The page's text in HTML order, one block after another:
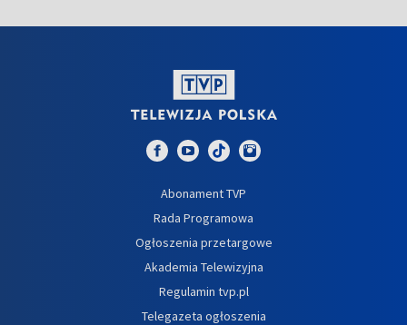
Abonament TVP
Rada Programowa
Ogłoszenia przetargowe
Akademia Telewizyjna
Regulamin tvp.pl
Telegazeta ogłoszenia